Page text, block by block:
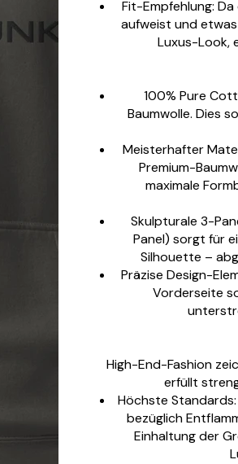
Fit-Empfehlung:
aufweist und
Luxus-Look,
100% Pure
Baumwolle. Dies
Meisterhafter
Premium-
maximale
Skulpturale 3-
Panel) sorgt für
Silhouette –
Präzise Design-
Vorderseite
High-End-Fashion
erfüllt
Höchste
bezüglich
Einhaltung der